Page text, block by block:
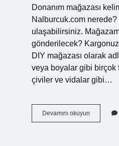
Donanım mağazası
Nalburcuk.com nerede?
ulaşabilirsiniz.
gönderilecek?
DIY mağazası olarak
veya boyalar gibi birçok
çiviler ve vidalar gibi…
Devamını okuyun Nalburcuk
Kimin